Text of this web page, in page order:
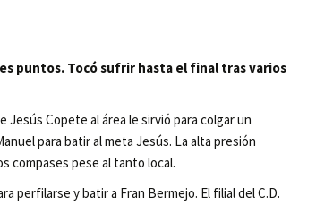
puntos. Tocó sufrir hasta el final tras varios
Jesús Copete al área le sirvió para colgar un
para batir al meta Jesús. La alta presión
compases pese al tanto local.
perfilarse y batir a Fran Bermejo. El filial del C.D.